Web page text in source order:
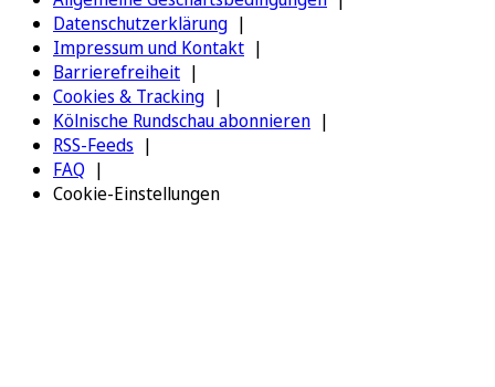
Datenschutzerklärung
Impressum und Kontakt
Barrierefreiheit
Cookies & Tracking
Kölnische Rundschau abonnieren
RSS-Feeds
FAQ
Cookie-Einstellungen